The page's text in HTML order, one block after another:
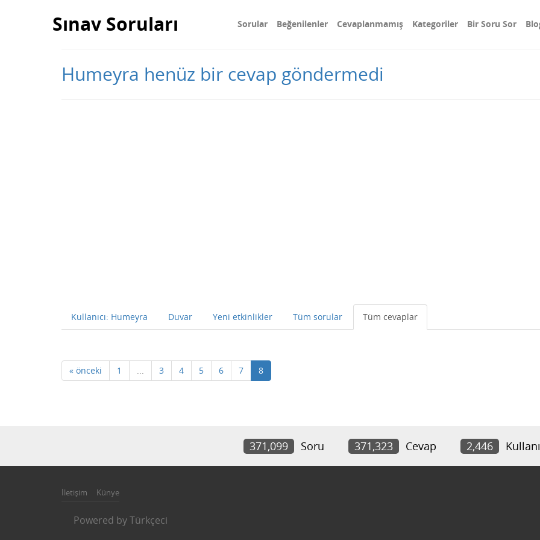
Sınav Soruları Sorular Beğenilenler Cevaplanmamış Kategoriler Bir Soru Sor
Humeyra henüz bir cevap göndermedi
Kullanıcı: Humeyra Duvar Yeni etkinlikler Tüm sorular Tüm cevaplar
« önceki 1 ... 3 4 5 6 7 8
371,099 Soru 371,323 Cevap 2,446
İletişim Künye
Powered byTürkçeci